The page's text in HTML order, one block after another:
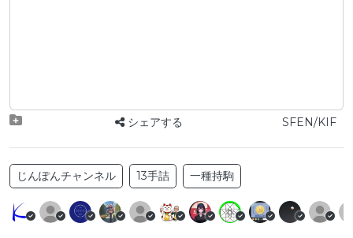
シェアする SFEN/KIF
じんぽんチャンネル 13手詰 一種持駒